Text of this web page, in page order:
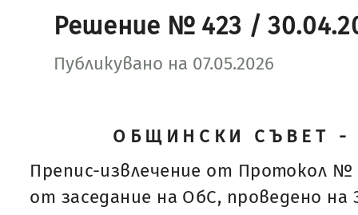
Решение № 423 /
Публикувано на 07.05.2026
ОБЩИНСКИ СЪВЕТ -
Препис-извлечение от Протокол №
от заседание на ОбС, проведено на